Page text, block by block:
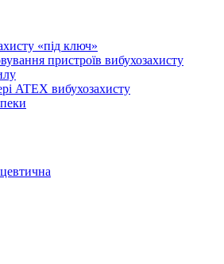
«під ключ»
пристроїв вибухозахисту
ATEX вибухозахисту